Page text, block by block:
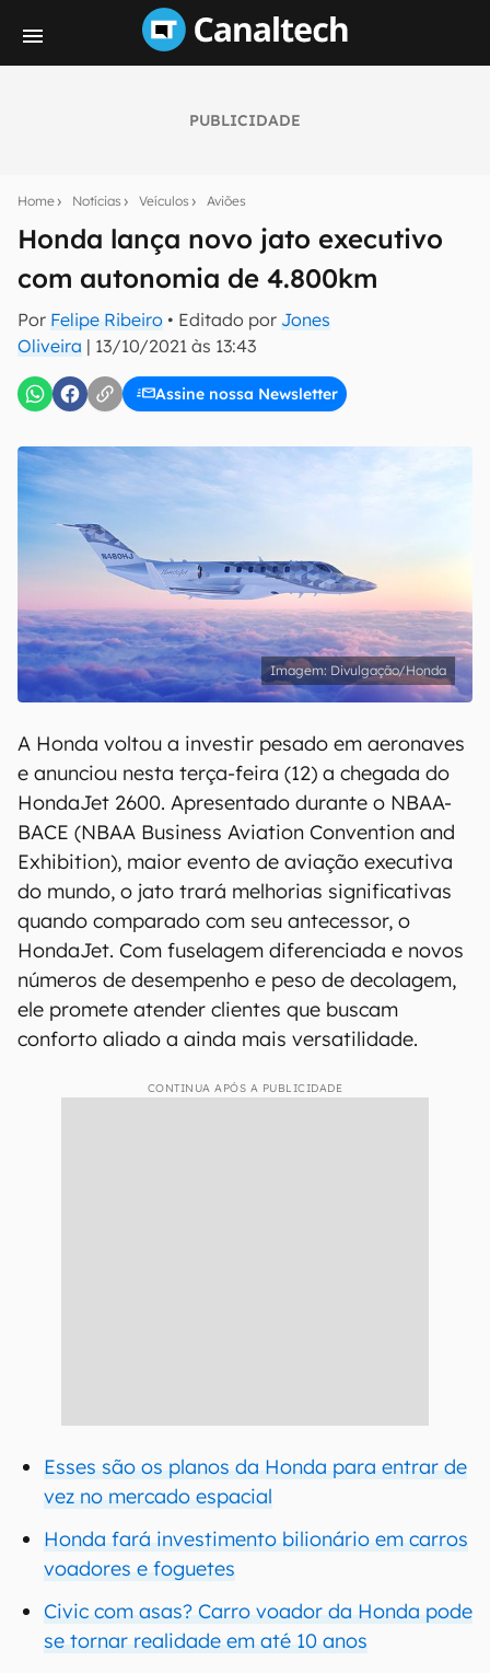
PUBLICIDADE
Home Notícias Veículos Aviões
Honda lança novo jato executivo
com autonomia de 4.800km
Por Felipe Ribeiro • Editado por Jones
Oliveira | 13/10/2021 às 13:43
Assine nossa Newsletter
notícias e reviews sobre tecnologia em primeira
mão.
E-mail
Uso e Política de Privacidade do Canaltech.
Divulgação/Honda
A Honda voltou a investir pesado em aeronaves
e anunciou nesta terça-feira (12) a chegada do
HondaJet 2600. Apresentado durante o NBAA-
BACE (NBAA Business Aviation Convention and
Exhibition), maior evento de aviação executiva
do mundo, o jato trará melhorias significativas
quando comparado com seu antecessor, o
HondaJet. Com fuselagem diferenciada e novos
números de desempenho e peso de decolagem,
ele promete atender clientes que buscam
conforto aliado a ainda mais versatilidade.
CONTINUA APÓS A PUBLICIDADE
Esses são os planos da Honda para entrar de
vez no mercado espacial
Honda fará investimento bilionário em carros
voadores e foguetes
Civic com asas? Carro voador da Honda pode
se tornar realidade em até 10 anos